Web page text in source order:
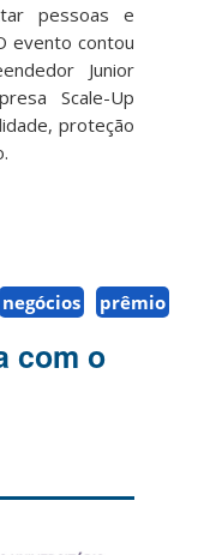
pessoas e
evento contou
Junior
Scale-Up
proteção
negócios prêmio
com o